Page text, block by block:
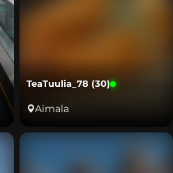
TeaTuulia_78 (30)
Aimala